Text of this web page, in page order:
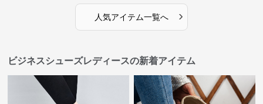
人気アイテム一覧へ ›
ビジネスシューズレディースの新着アイテム